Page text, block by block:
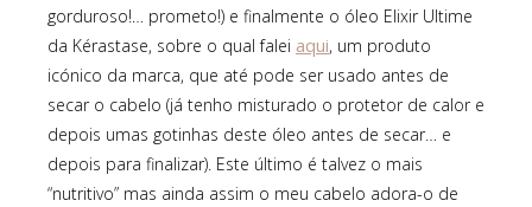
gorduroso!… prometo!) e finalmente o óleo Elixir Ultime
da Kérastase, sobre o qual falei aqui, um produto
icónico da marca, que até pode ser usado antes de
secar o cabelo (já tenho misturado o protetor de calor e
depois umas gotinhas deste óleo antes de secar… e
depois para finalizar). Este último é talvez o mais
“nutritivo” mas ainda assim o meu cabelo adora-o de